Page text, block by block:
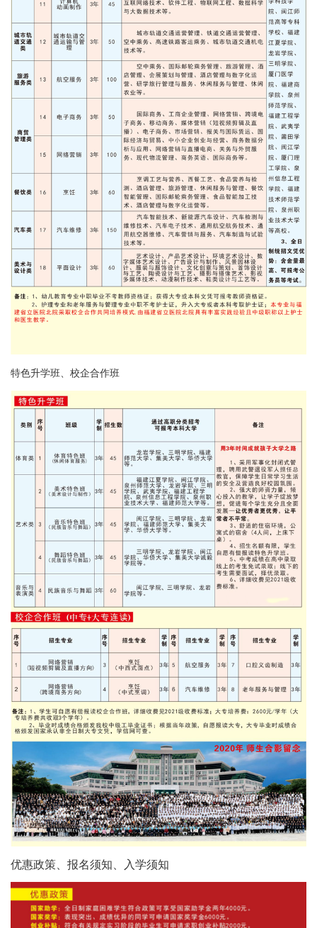
特色升学班、校企合作班
优惠政策、报名须知、入学须知